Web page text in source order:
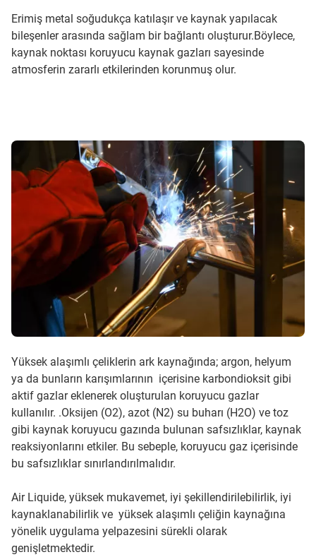
Erimiş metal soğudukça katılaşır ve kaynak yapılacak
bileşenler arasında sağlam bir bağlantı oluşturur.Böylece,
kaynak noktası koruyucu kaynak gazları sayesinde
atmosferin zararlı etkilerinden korunmuş olur.
Yüksek alaşımlı çeliklerin ark kaynağında; argon, helyum
ya da bunların karışımlarının içerisine karbondioksit gibi
aktif gazlar eklenerek oluşturulan koruyucu gazlar
kullanılır. .Oksijen (O2), azot (N2) su buharı (H2O) ve toz
gibi kaynak koruyucu gazında bulunan safsızlıklar, kaynak
reaksiyonlarını etkiler. Bu sebeple, koruyucu gaz içerisinde
bu safsızlıklar sınırlandırılmalıdır.
Air Liquide, yüksek mukavemet, iyi şekillendirilebilirlik, iyi
kaynaklanabilirlik ve yüksek alaşımlı çeliğin kaynağına
yönelik uygulama yelpazesini sürekli olarak
genişletmektedir.